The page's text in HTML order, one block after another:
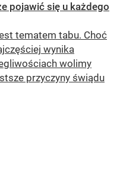
pojawić się u każdego
tematem tabu. Choć
wynika
wolimy
przyczyny świądu